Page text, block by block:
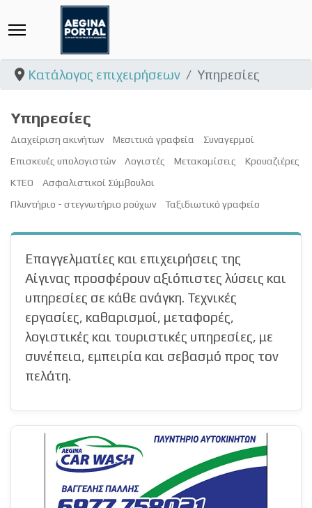
Κατάλογος επιχειρήσεων Υπηρεσίες
Υπηρεσίες
Διαχείριση ακινήτων Μεσιτικά γραφεία
Συναγερμοί
Επισκευές υπολογιστών
Λογιστές Μετακομίσεις
Κρουαζιέρες
ΚΤΕΟ
Ασφαλιστικοί Σύμβουλοι
Πλυντήριο - στεγνωτήριο ρούχων
Ταξιδιωτικό γραφείο
Επαγγελματίες και επιχειρήσεις της
Αίγινας προσφέρουν αξιόπιστες λύσεις και
υπηρεσίες σε κάθε ανάγκη. Τεχνικές
εργασίες, καθαρισμοί, μεταφορές,
λογιστικές και τουριστικές υπηρεσίες, με
συνέπεια, εμπειρία και σεβασμό προς τον
πελάτη.